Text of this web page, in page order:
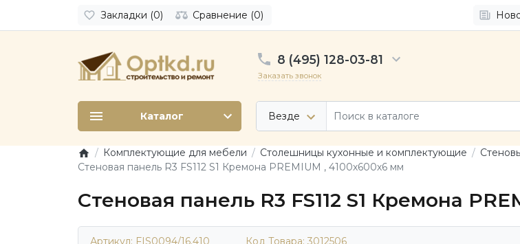
Закладки (0) Сравнение (0)
8 (495) 128-03-81
Заказать звонок
Везде
Каталог
Комплектующие для мебели Столешницы кухонные и комплектующие
Стеновая панель R3 FS112 S1 Кремона PREMIUM , 4100х600х6 мм
Стеновая панель R3 FS112 S1 Кремона
Артикул: FIS0094/16.410 Код Товара: 3012506